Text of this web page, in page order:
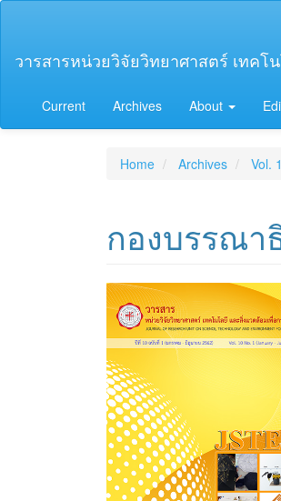
Content
วารสารหน่วยวิจัยวิทยาศาสตร์ เทคโ
Current Archives About
Home Archives Vol.
กองบรรณา
Article
Sidebar